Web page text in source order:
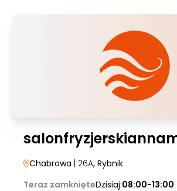
Chabrowa | 26A, Rybnik
Teraz zamknięteDzisiaj:08:00-13:00